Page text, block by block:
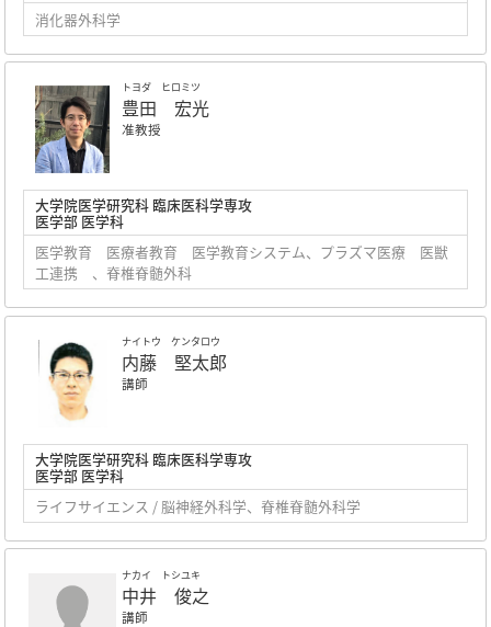
消化器外科学
トヨダ ヒロミツ
豊田 宏光
准教授
大学院医学研究科 臨床医科学専攻
医学部 医学科
医学教育 医療者教育 医学教育システム、プラズマ医療 医獣
工連携 、脊椎脊髄外科
ナイトウ ケンタロウ
内藤 堅太郎
講師
大学院医学研究科 臨床医科学専攻
医学部 医学科
ライフサイエンス / 脳神経外科学、脊椎脊髄外科学
ナカイ トシユキ
中井 俊之
講師